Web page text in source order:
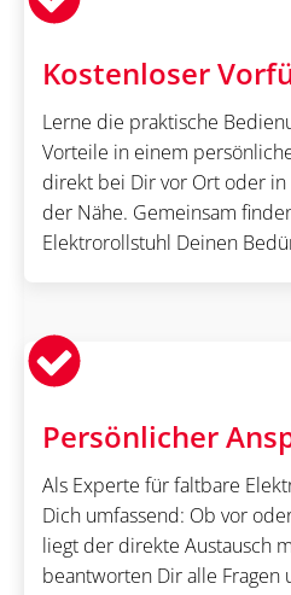
Kostenloser
Lerne die praktische
Vorteile in einem
direkt bei Dir vor Ort oder in
der Nähe. Gemeinsam
Elektrorollstuhl Deinen
Persönlicher
Als Experte für faltbare
Dich umfassend: Ob vor
liegt der direkte Austausch
beantworten Dir alle